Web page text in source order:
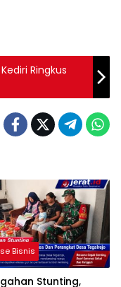
Ringkus
Bisnis
Stunting,